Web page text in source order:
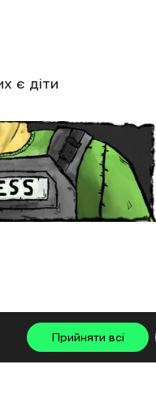
є діти
Прийняти всі